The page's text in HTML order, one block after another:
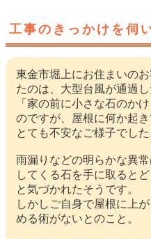
工事のきっかけを伺
東金市堀上にお住まいの
たのは、大型台風が通過し
「家の前に小さな石のか
のですが、屋根に何か起
とても不安なご様子でした
雨漏りなどの明らかな異
してくる石を手に取ると
と気づかれたそうです。
しかしご自身で屋根に上
める術がないとのこと。